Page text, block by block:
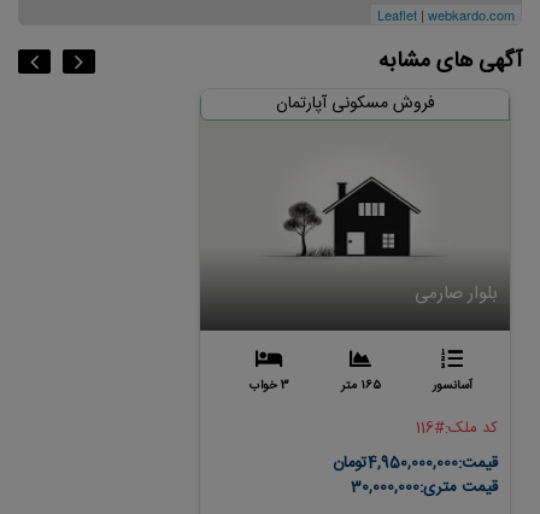
Leaflet | webkardo.com
آگهی های مشابه
بلوار صارمی
فروش مسکونی آپارتمان
آسانسور 165 متر 3 خواب
کد ملک:#116
قیمت:4,950,000,000تومان
قیمت متری:30,000,000